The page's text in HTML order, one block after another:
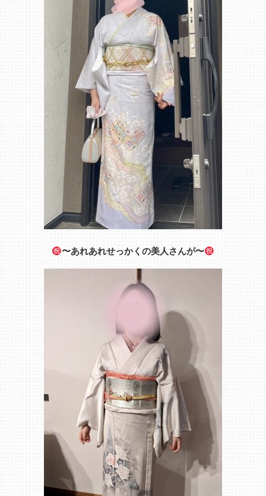
〜あれあれせっかくの美人さんが〜